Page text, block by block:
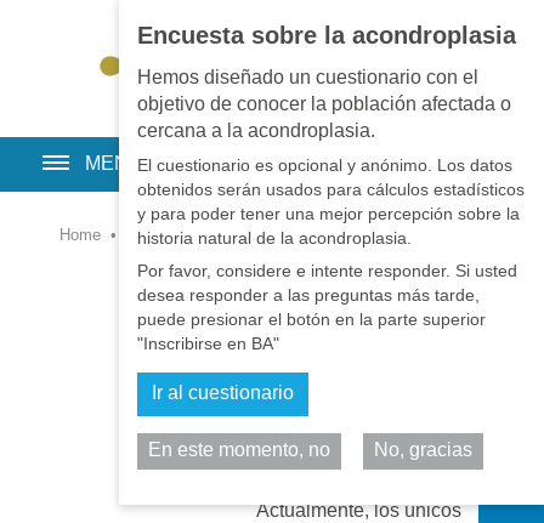
Encuesta sobre la acondroplasia
Hemos diseñado un cuestionario con el
objetivo de conocer la población afectada o
cercana a la acondroplasia.
El cuestionario es opcional y anónimo. Los datos
obtenidos serán usados para cálculos estadísticos
y para poder tener una mejor percepción sobre la
historia natural de la acondroplasia.
Por favor, considere e intente responder. Si usted
desea responder a las preguntas más tarde,
puede presionar el botón en la parte superior
"Inscribirse en BA"
Ir al cuestionario
En este momento, no No, gracias
EN • PT • ES • RU
MENU
Home • Salud • Tratamientos
Cirugía de
Alargamiento de
Extremidades y de
Corrección de
Deformidades
2018-06-27
Current
approaches
Actualmente, los únicos